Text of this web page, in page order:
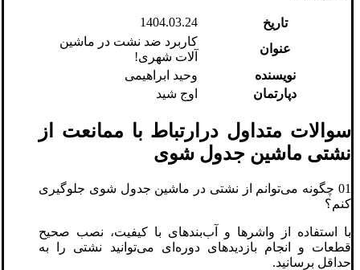
تاریخ
1404.03.24
عنوان
کاربرد ضد نشت در ماشین‌
آلات شهری!
نویسنده
وحید ابراهیمی
دپارتمان
اوج شید
سوالات متداول درارتباط با ممانعت از
نشتی ماشین جدول شوی
01 چگونه می‌توانم از نشتی در ماشین جدول شوی جلوگیری
کنم؟
با استفاده از واشرها و آب‌بندهای با کیفیت، نصب صحیح
قطعات و انجام بازدیدهای دوره‌ای می‌توانید نشتی را به
حداقل برسانید.